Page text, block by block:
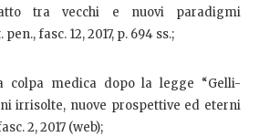
tra vecchi e nuovi paradigmi
fasc. 12, 2017, p. 694 ss.;
colpa medica dopo la legge “Gelli-
irrisolte, nuove prospettive ed eterni
2, 2017 (web);